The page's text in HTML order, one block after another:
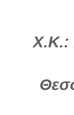
Χ.Κ.: